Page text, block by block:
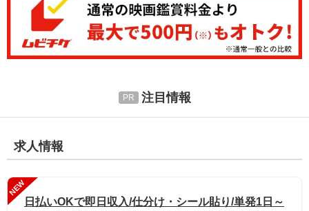
注目情報
求人情報
NEW
日払いOKで即日収入/仕分け・シール貼り/単発1日～